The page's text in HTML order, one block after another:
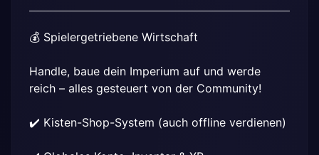
💰 Spielergetriebene Wirtschaft
Handle, baue dein Imperium auf und werde
reich – alles gesteuert von der Community!
✔️ Kisten-Shop-System (auch offline verdienen)